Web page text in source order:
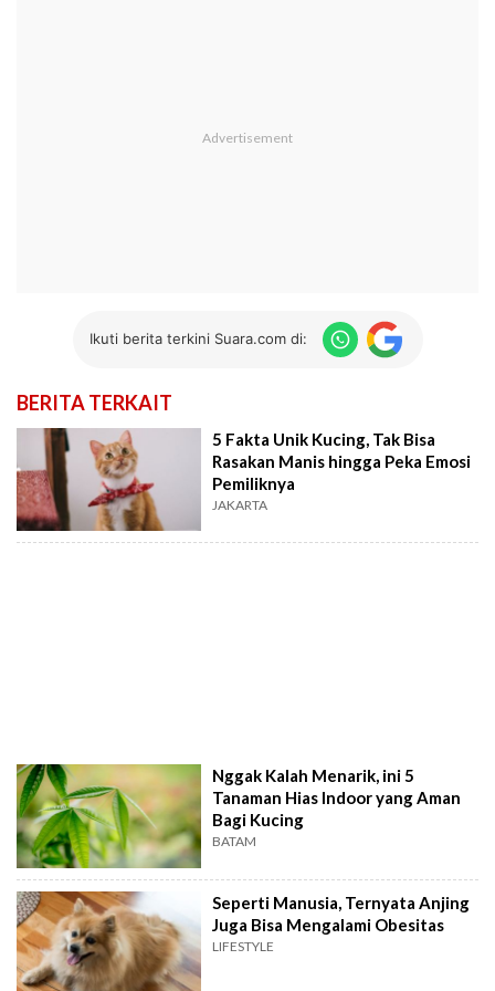
Ikuti berita terkini Suara.com di:
BERITA TERKAIT
5 Fakta Unik Kucing, Tak Bisa
Rasakan Manis hingga Peka Emosi
Pemiliknya
JAKARTA
Nggak Kalah Menarik, ini 5
Tanaman Hias Indoor yang Aman
Bagi Kucing
BATAM
Seperti Manusia, Ternyata Anjing
Juga Bisa Mengalami Obesitas
LIFESTYLE